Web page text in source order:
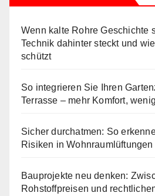
Wenn kalte Rohre Geschichte
Technik dahinter steckt und
schützt
So integrieren Sie Ihren
Terrasse – mehr Komfort,
Sicher durchatmen: So
Risiken in Wohnraumlüftungen
Bauprojekte neu denken:
Rohstoffpreisen und